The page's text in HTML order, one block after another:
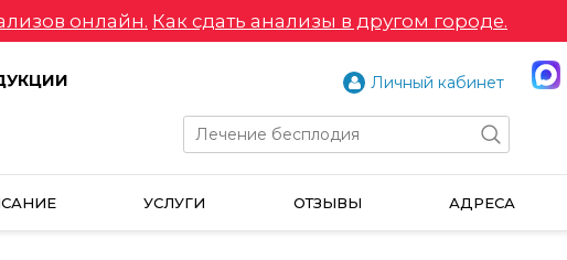
онлайн. Как сдать анализы в другом городе.
Личный кабинет
УСЛУГИ ОТЗЫВЫ АДРЕСА